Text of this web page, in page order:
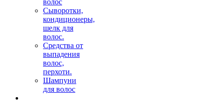
волос
Сыворотки,
кондиционеры,
шелк для
волос.
Средства от
выпадения
волос,
перхоти.
Шампуни
для волос